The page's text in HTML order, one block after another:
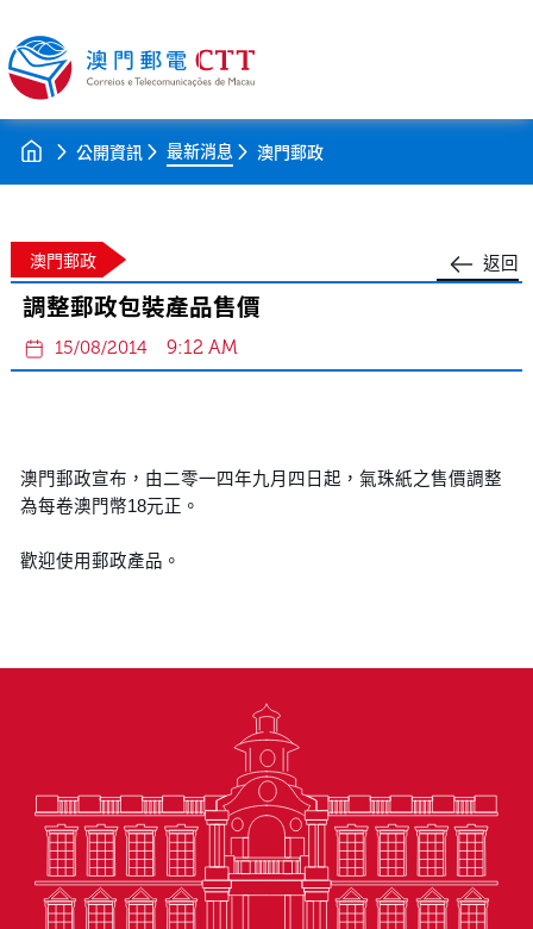
公開資訊 最新消息 澳門郵政
返回
澳門郵政
調整郵政包裝產品售價
15/08/2014 9:12 AM
澳門郵政宣布，由二零一四年九月四日起，氣珠紙之售價調整
為每卷澳門幣18元正。
歡迎使用郵政產品。